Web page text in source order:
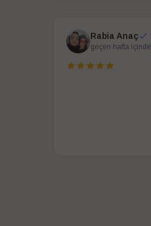
Rabia Anaç
geçen hafta içinde